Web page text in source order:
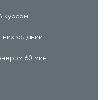
курсам
заданий
60 мин